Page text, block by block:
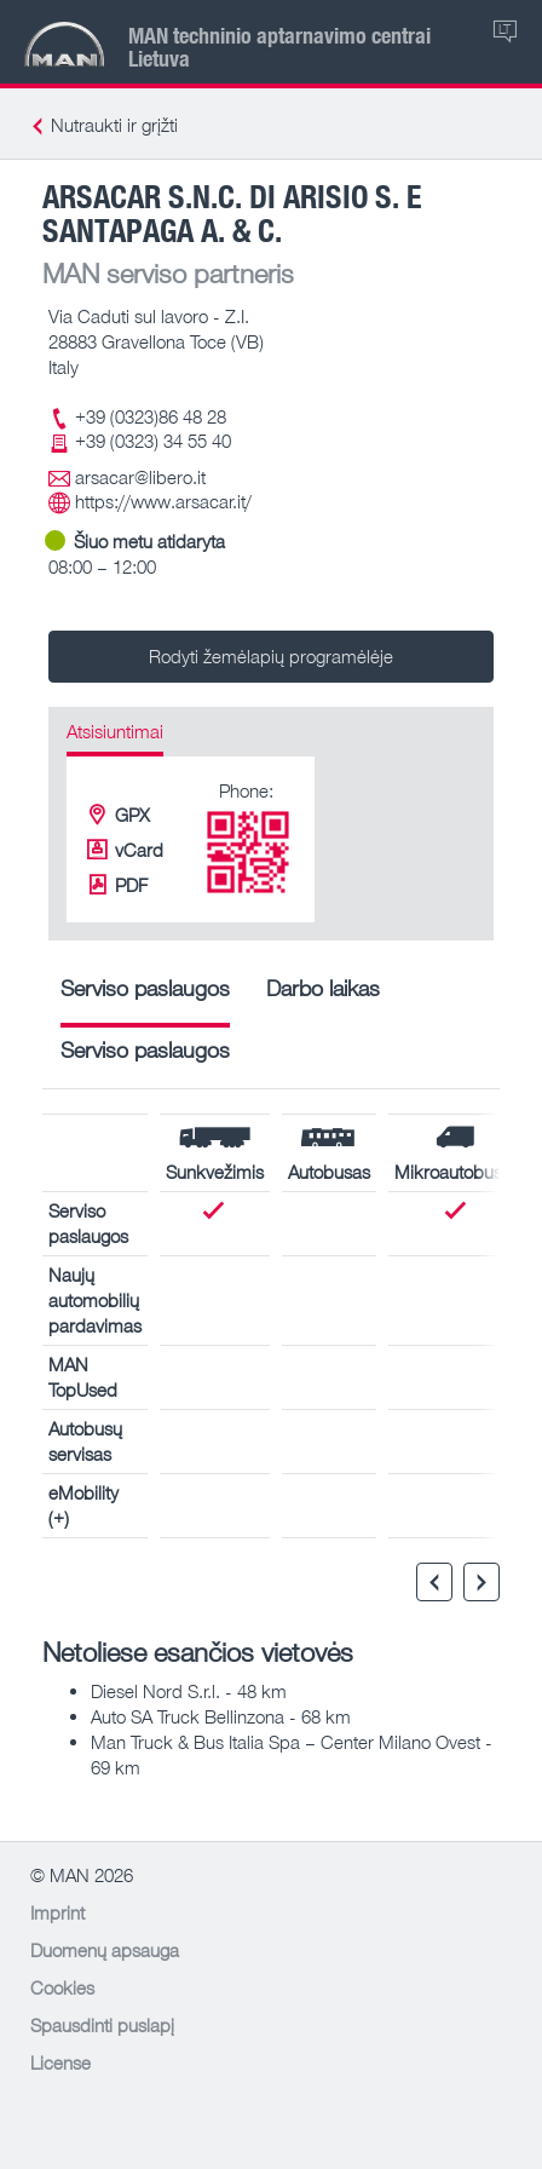
MAN techninio aptarnavimo centrai
Lietuva
LT
Nutraukti ir grįžti
ARSACAR S.N.C. DI ARISIO S. E
SANTAPAGA A. & C.
MAN serviso partneris
Via Caduti sul lavoro - Z.I.
28883 Gravellona Toce (VB)
Italy
+39 (0323)86 48 28
+39 (0323) 34 55 40
arsacar@libero.it
https://www.arsacar.it/
Šiuo metu atidaryta
08:00 – 12:00
Rodyti žemėlapių programėlėje
Atsisiuntimai
GPX
vCard
PDF
Phone:
Serviso paslaugos Darbo laikas
Serviso paslaugos
Sunkvežimis Autobusas
Mikroautobusas
Serviso
paslaugos
Naujų
automobilių
pardavimas
MAN
TopUsed
Autobusų
servisas
eMobility
(+)
Netoliese esančios vietovės
Diesel Nord S.r.l. - 48 km
Auto SA Truck Bellinzona - 68 km
Man Truck & Bus Italia Spa – Center Milano Ovest -
69 km
© MAN 2026
Imprint
Duomenų apsauga
Cookies
Spausdinti puslapį
License